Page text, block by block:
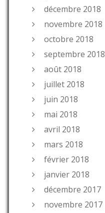
décembre 2018
novembre 2018
octobre 2018
septembre 2018
août 2018
juillet 2018
juin 2018
mai 2018
avril 2018
mars 2018
février 2018
janvier 2018
décembre 2017
novembre 2017